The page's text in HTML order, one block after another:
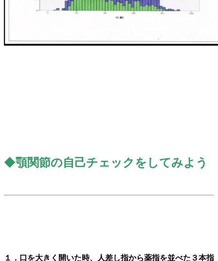
◆顎関節の自己チェックをしてみよう
１．口 を大きく開いた時、人差し指から薬指を並べた３本指